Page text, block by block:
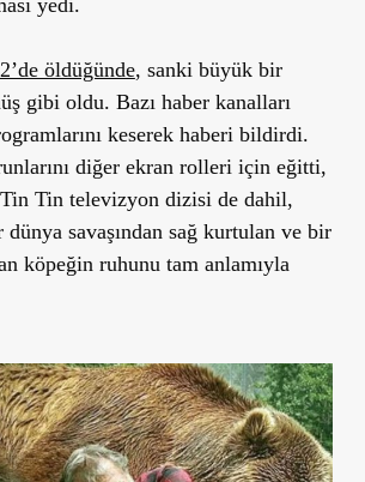
öldüğünde, sanki büyük bir
gibi oldu. Bazı haber kanalları
keserek haberi bildirdi.
diğer ekran rolleri için eğitti,
Tin televizyon dizisi de dahil,
savaşından sağ kurtulan ve bir
köpeğin ruhunu tam anlamıyla